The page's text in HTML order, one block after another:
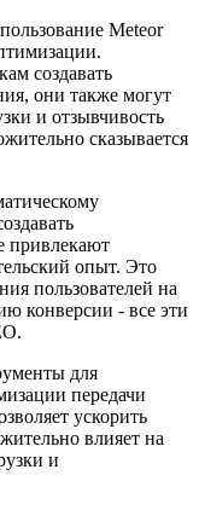
Meteor
создавать
они также могут
и отзывчивость
сказывается
привлекают
опыт. Это
пользователей на
конверсии - все эти
для
передачи
ускорить
влияет на
и